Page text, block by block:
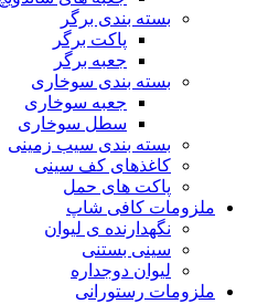
بسته بندی برگر
پاکت برگر
جعبه برگر
بسته بندی سوخاری
جعبه سوخاری
سطل سوخاری
بسته بندی سیب زمینی
کاغذهای کف سینی
پاکت های حمل
ملزومات کافی شاپ
نگهدارنده ی لیوان
سینی بستنی
لیوان دوجداره
ملزومات رستورانی